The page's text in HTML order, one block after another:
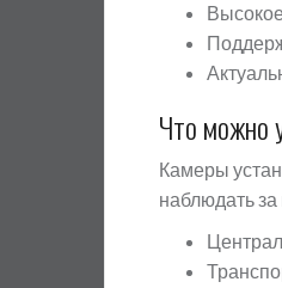
Что можно
Камеры
наблюдать